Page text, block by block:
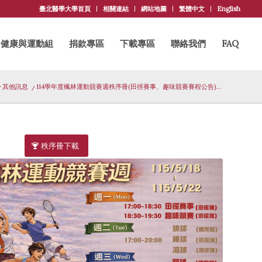
臺北醫學大學首頁 相關連結 網站地圖 繁體中文 English
健康與運動組 捐款專區 下載專區 聯絡我們 FAQ
其他訊息 / 114學年度楓林運動競賽週秩序冊(田徑賽事、趣味競賽賽程公告)...
秩序冊下載